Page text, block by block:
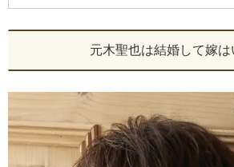
元木聖也は結婚して嫁は